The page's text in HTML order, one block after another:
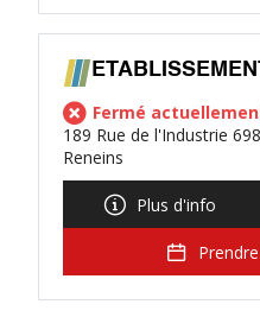
Fermé
189 Rue de l'Industrie
Reneins
Plus d'info